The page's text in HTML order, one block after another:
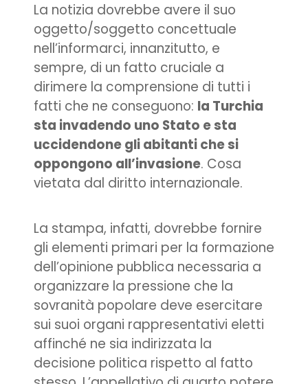
La notizia dovrebbe avere il suo
oggetto/soggetto concettuale
nell’informarci, innanzitutto, e
sempre, di un fatto cruciale a
dirimere la comprensione di tutti i
fatti che ne conseguono: la Turchia
sta invadendo uno Stato e sta
uccidendone gli abitanti che si
oppongono all’invasione. Cosa
vietata dal diritto internazionale.
La stampa, infatti, dovrebbe fornire
gli elementi primari per la formazione
dell’opinione pubblica necessaria a
organizzare la pressione che la
sovranità popolare deve esercitare
sui suoi organi rappresentativi eletti
affinché ne sia indirizzata la
decisione politica rispetto al fatto